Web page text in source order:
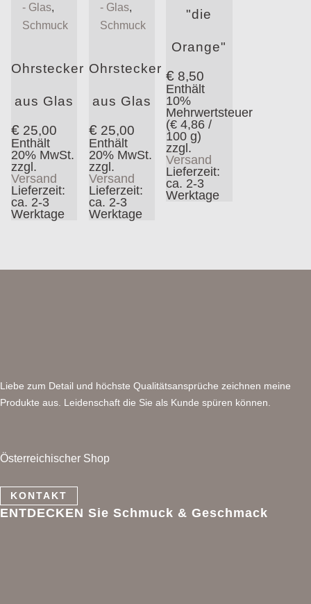
- Glas,
Schmuck
Ohrstecker
aus Glas
€ 25,00
Enthält
20% MwSt.
zzgl.
Versand
Lieferzeit:
ca. 2-3
Werktage
- Glas,
Schmuck
Ohrstecker
aus Glas
€ 25,00
Enthält
20% MwSt.
zzgl.
Versand
Lieferzeit:
ca. 2-3
Werktage
"die
Orange"
€ 8,50
Enthält
10%
Mehrwertsteuer
(€ 4,86 /
100 g)
zzgl.
Versand
Lieferzeit:
ca. 2-3
Werktage
Liebe zum Detail und höchste Qualitätsansprüche zeichnen meine
Produkte aus. Leidenschaft die Sie als Kunde spüren können.
Österreichischer Shop
KONTAKT
ENTDECKEN Sie Schmuck & Geschmack